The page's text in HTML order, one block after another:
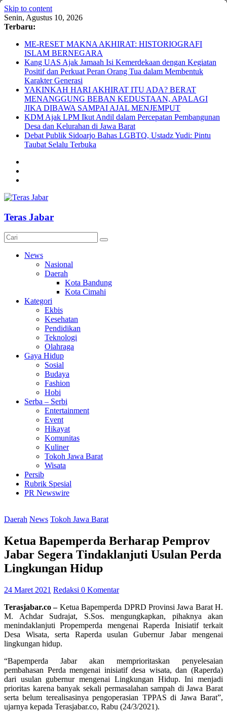
Skip to content
Senin, Agustus 10, 2026
Terbaru:
ME-RESET MAKNA AKHIRAT: HISTORIOGRAFI
ISLAM BERNEGARA
Kang UAS Ajak Jamaah Isi Kemerdekaan dengan Kegiatan
Positif dan Perkuat Peran Orang Tua dalam Membentuk
Karakter Generasi
YAKINKAH HARI AKHIRAT ITU ADA? BERAT
MENANGGUNG BEBAN KEDUSTAAN, APALAGI
JIKA DIBAWA SAMPAI AJAL MENJEMPUT
KDM Ajak LPM Ikut Andil dalam Percepatan Pembangunan
Desa dan Kelurahan di Jawa Barat
Debat Publik Sidoarjo Bahas LGBTQ, Ustadz Yudi: Pintu
Taubat Selalu Terbuka
Teras Jabar
News
Nasional
Daerah
Kota Bandung
Kota Cimahi
Kategori
Ekbis
Kesehatan
Pendidikan
Teknologi
Olahraga
Gaya Hidup
Sosial
Budaya
Fashion
Hobi
Serba – Serbi
Entertainment
Event
Hikayat
Komunitas
Kuliner
Tokoh Jawa Barat
Wisata
Persib
Rubrik Spesial
PR Newswire
Daerah News Tokoh Jawa Barat
Ketua Bapemperda Berharap Pemprov
Jabar Segera Tindaklanjuti Usulan Perda
Lingkungan Hidup
24 Maret 2021 Redaksi 0 Komentar
Terasjabar.co – Ketua Bapemperda DPRD Provinsi Jawa Barat H.
M. Achdar Sudrajat, S.Sos. mengungkapkan, pihaknya akan
menindaklanjuti Propemperda mengenai Raperda Inisiatif terkait
Desa Wisata, serta Raperda usulan Gubernur Jabar mengenai
lingkungan hidup.
“Bapemperda Jabar akan memprioritaskan penyelesaian
pembahasan Perda mengenai inisiatif desa wisata, dan (Raperda)
dari usulan gubernur mengenai Lingkungan Hidup. Ini menjadi
prioritas karena banyak sekali permasalahan sampah di Jawa Barat
serta belum terealisasinya pengoperasian TPPAS di Jawa Barat”,
ujarnya kepada Terasjabar.co, Rabu (24/3/2021).